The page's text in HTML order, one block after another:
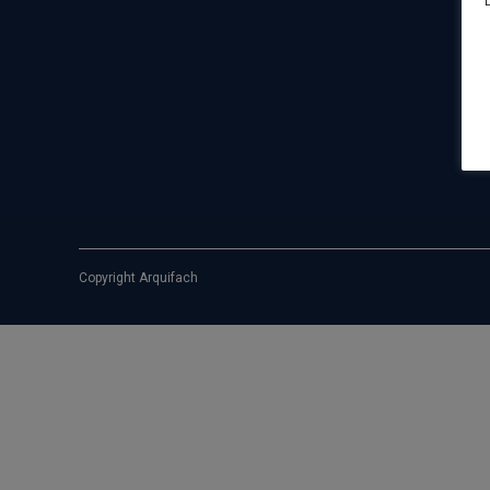
Copyright Arquifach